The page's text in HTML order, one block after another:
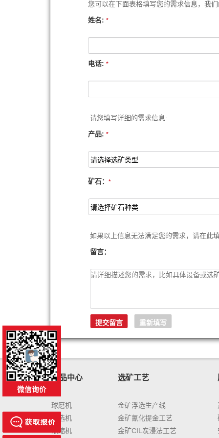
您可以在下面表格填写您的需求信息，我
姓名: *
电话: *
请您填写详细的需求信息:
产品: *
矿石： *
如果以上信息无法满足您的需求，请在此
留言：
产品中心
球磨机
浮选机
浓缩机
选矿工艺
金矿浮选生产线
金矿氰化提金工艺
金矿CIL炭浸法工艺
微信询价